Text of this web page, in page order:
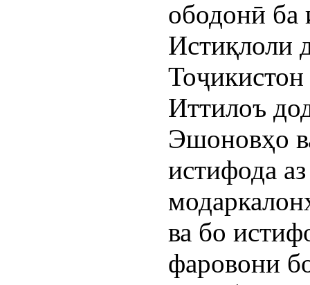
ободонӣ ба
Истиқлоли
Иттилоъ
Эшоновҳо
истифода
ва бо
фаровони